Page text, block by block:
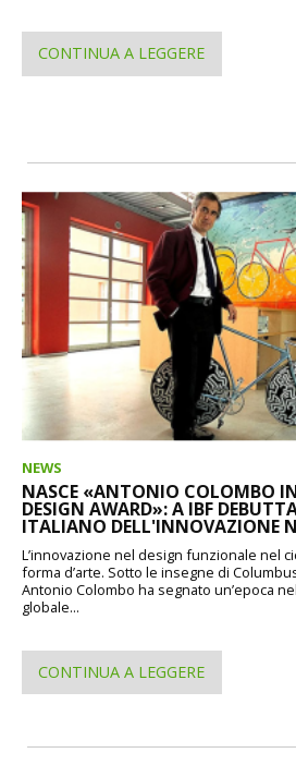
CONTINUA A LEGGERE
NEWS
NASCE «ANTONIO COLOMBO
DESIGN AWARD»: A IBF
ITALIANO DELL'INNOVAZIONE
L’innovazione nel design funzionale nel
forma d’arte. Sotto le insegne di
Antonio Colombo ha segnato un’epoca
globale...
CONTINUA A LEGGERE